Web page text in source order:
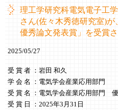
理工学研究科電気電子工
さん(佐々木秀徳研究室)
優秀論文発表賞」を受賞さ
2025/05/27
受 賞 者 ：岩田 和久
学 会 名 ：電気学会産業応用部門
受 賞 名 ：電気学会産業応用部門
受 賞 日 ：2025年3月31日